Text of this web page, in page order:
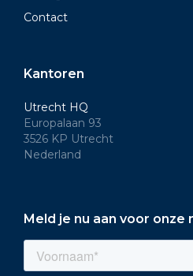
Contact
Kantoren
Utrecht HQ
Europalaan 93
3526 KP Utrecht
Nederland
Meld je nu aan voor